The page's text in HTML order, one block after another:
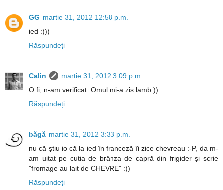
GG martie 31, 2012 12:58 p.m.
ied :)))
Răspundeți
Calin
martie 31, 2012 3:09 p.m.
O fi, n-am verificat. Omul mi-a zis lamb:))
Răspundeți
băgă martie 31, 2012 3:33 p.m.
nu că știu io că la ied în franceză îi zice chevreau :-P, da m-
am uitat pe cutia de brânza de capră din frigider și scrie
"fromage au lait de CHEVRE" :))
Răspundeți